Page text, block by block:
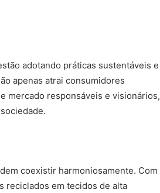
adotando práticas sustentáveis e
apenas atrai consumidores
mercado responsáveis e visionários,
coexistir harmoniosamente. Com
reciclados em tecidos de alta